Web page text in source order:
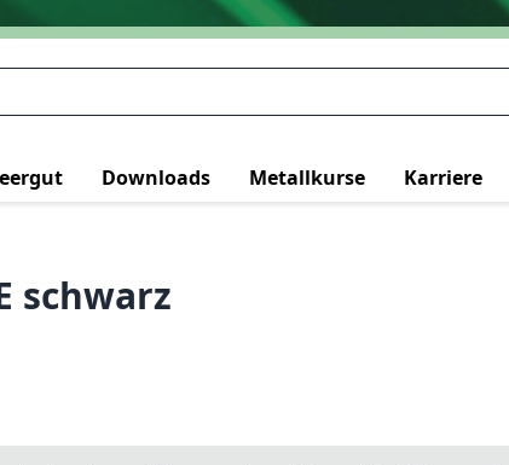
Downloads Metallkurse Karriere
schwarz